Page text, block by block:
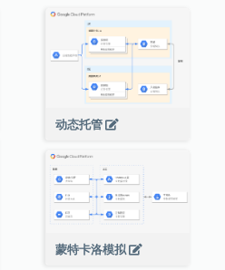
动态托管
蒙特卡洛模拟